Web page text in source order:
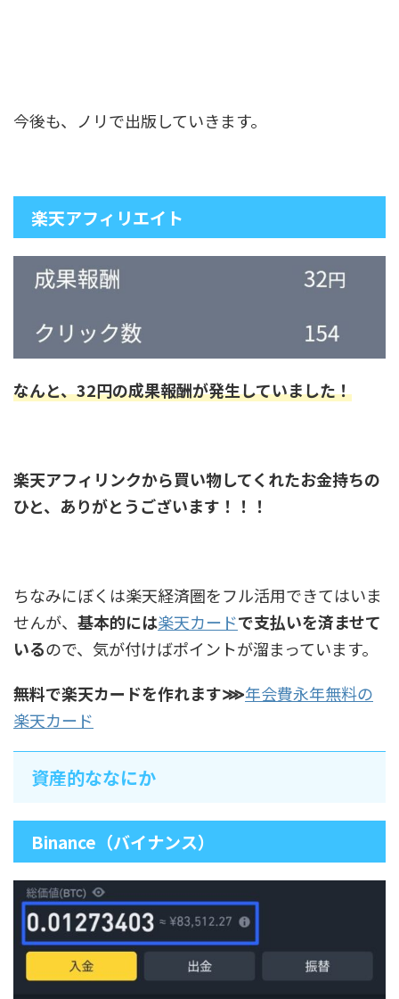
今後も、ノリで出版していきます。
楽天アフィリエイト
なんと、32円の成果報酬が発生していました！
楽天アフィリンクから買い物してくれたお金持ちの
ひと、ありがとうございます！！！
ちなみにぼくは楽天経済圏をフル活用できてはいま
せんが、 基本的には楽天カードで支払いを済ませて
いるので、気が付けばポイントが溜まっています。
無料で楽天カードを作れます⋙年会費永年無料の
楽天カード
資産的ななにか
Binance（バイナンス）